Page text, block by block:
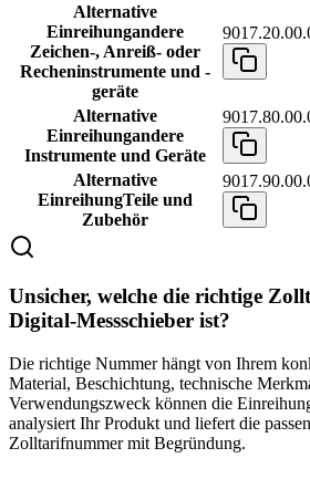
Alternative
Einreihungandere
Zeichen-, Anreiß- oder
Recheninstrumente und -
geräte
Alternative
Einreihungandere
Instrumente und Geräte
Alternative
EinreihungTeile und
Zubehör
Unsicher, welche die richtige
Digital-Messschieber ist?
Die richtige Nummer hängt von Ihrem
Material, Beschichtung, technische
Verwendungszweck können die
analysiert Ihr Produkt und liefert die
Zolltarifnummer mit Begründung.